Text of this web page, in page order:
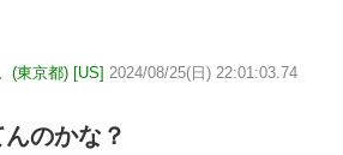
(東京都) [US] 2024/08/25(日) 22:01:03.74
のかな？